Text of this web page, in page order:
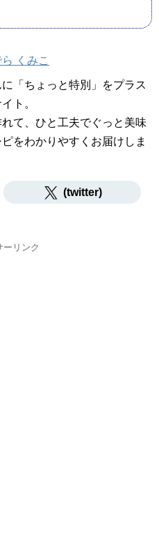
くみこ
「ちょっと特別」をプラス
ト。
て、ひと工夫でぐっと美味
をわかりやすくお届けしま
(twitter)
ーリンク